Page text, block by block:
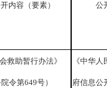
内容（要素） 公
救助暂行办法》
院令第649号）
《中华
府信息公